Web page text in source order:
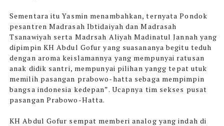
Sementara itu Yasmin menambahkan, ternyata Pondok
pesantren Madrasah Ibtidaiyah dan Madrasah
Tsanawiyah serta Madrsah Aliyah Madinatul Jannah yang
dipimpin KH Abdul Gofur yang suasananya begitu teduh
dengan aroma keislamannya yang mempunyai ratusan
anak didik santri, mempunyai pilihan yangg tepat utuk
memilih pasangan prabowo-hatta sebaga mempimpin
bangsa indonesia kedepan”. Ucapnya tim sekses pusat
pasangan Prabowo-Hatta.
KH Abdul Gofur sempat memberi analog yang indah di